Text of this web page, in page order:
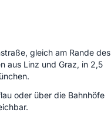
gleich am Rande des
aus Linz und Graz, in 2,5
oder über die Bahnhöfe